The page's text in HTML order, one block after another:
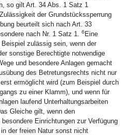
so gilt Art. 34 Abs. 1 Satz 1
der Grundstückssperrung
beurteilt sich nach Art. 33
nach Nr. 1 Satz 1. 6 Eine
zulässig sein, wenn der
sonstige Berechtigte notwendige
und besondere Anlagen gemacht
des Betretungsrechts nicht nur
ermöglicht wird (zum Beispiel durch
zu einer Klamm), und wenn für
laufend Unterhaltungsarbeiten
Gleiche gilt, wenn den
besondere Einrichtungen zur Verfügung
der freien Natur sonst nicht